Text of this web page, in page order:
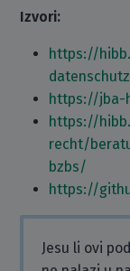
Izvori:
https://
https://jba-
https://
recht/
bzbs/
https://
Jesu li ovi